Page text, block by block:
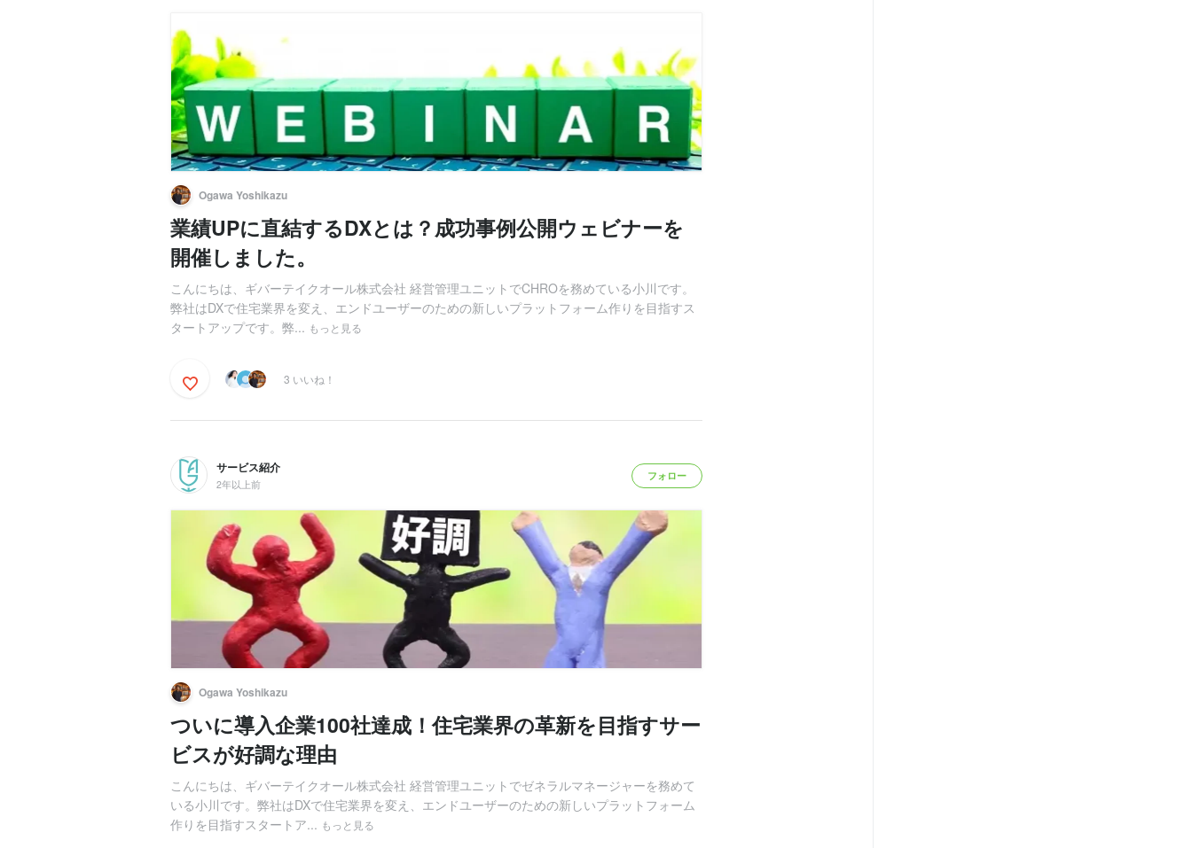
Ogawa Yoshikazu
業績UPに直結するDXとは？成功事例公開ウェビナーを
開催しました。
こんにちは、ギバーテイクオール株式会社 経営管理ユニットでCHROを務めている小川です。
弊社はDXで住宅業界を変え、エンドユーザーのための新しいプラットフォーム作りを目指すス
タートアップです。弊... もっと見る
3 いいね！
サービス紹介
2年以上前
フォロー
Ogawa Yoshikazu
ついに導入企業100社達成！住宅業界の革新を目指すサー
ビスが好調な理由
こんにちは、ギバーテイクオール株式会社 経営管理ユニットでゼネラルマネージャーを務めて
いる小川です。弊社はDXで住宅業界を変え、エンドユーザーのための新しいプラットフォーム
作りを目指すスタートア... もっと見る